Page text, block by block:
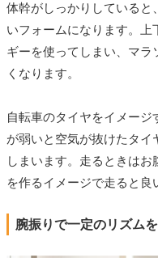
体幹がしっかりしていると
いフォームになります。
ギーを使ってしまい、マ
くなります。
自転車のタイヤをイメー
が弱いと空気が抜けたタイ
しまいます。走るときは
を作るイメージで走ると良
腕振りで一定のリズム